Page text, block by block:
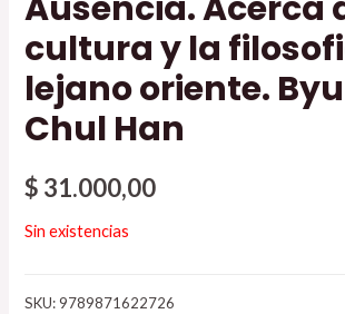
cultura y la
lejano oriente.
Chul Han
$ 31.000,00
Sin existencias
SKU:9789871622726